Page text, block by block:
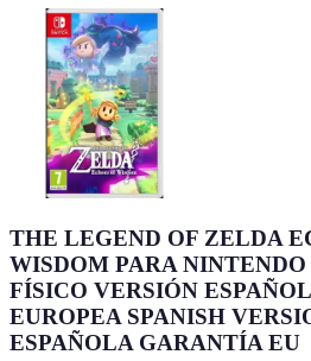
THE LEGEND OF ZELDA
WISDOM PARA
FÍSICO VERSIÓN
EUROPEA SPANISH
ESPAÑOLA GARANTÍA EU